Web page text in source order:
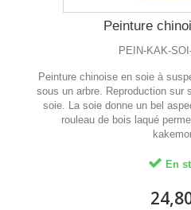
Peinture
PEIN-KAK-
Peinture chinoise en soie à
sous un arbre. Reproduction sur
soie. La soie donne un bel
rouleau de bois laqué
En